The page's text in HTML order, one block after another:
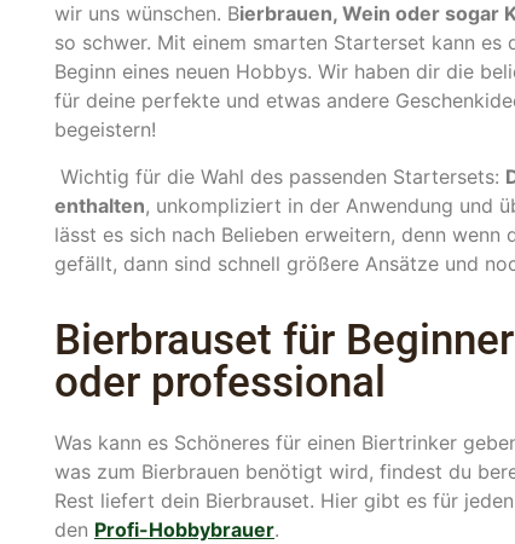
wir uns wünschen. Bierbrauen, Wein oder sogar
so schwer. Mit einem smarten Starterset kann
Beginn eines neuen Hobbys. Wir haben dir die
für deine perfekte und etwas andere
begeistern!
Wichtig für die Wahl des passenden Startersets:
enthalten, unkompliziert in der Anwendung und
lässt es sich nach Belieben erweitern, denn
gefällt, dann sind schnell größere Ansätze und
Bierbrauset für
oder professional
Was kann es Schöneres für einen Biertrinker
was zum Bierbrauen benötigt wird, findest du
Rest liefert dein Bierbrauset. Hier gibt es für
den Profi-Hobbybrauer.